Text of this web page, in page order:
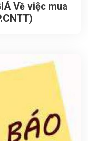
Về việc mua